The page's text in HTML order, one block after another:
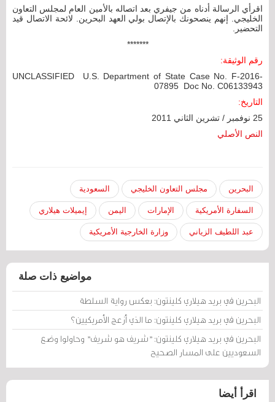
اقرأي الرسالة أدناه من جيفري بعد اتصاله بالأمين العام لمجلس التعاون
الخليجي. إنهم ينصحونك بالإتصال بولي العهد البحرين. لائحة الاتصال قيد
التحضير.
*******
رقم الوثيقة:
UNCLASSIFIED U.S. Department of State Case No. F-2016-
07895 Doc No. C06133943
التاريخ:
25 نوفمبر / تشرين الثاني 2011
النص الأصلي
البحرين مجلس التعاون الخليجي السعودية
السفارة الأمريكية الإمارات اليمن إيميلات هيلاري
عبد اللطيف الزياني وزارة الخارجية الأمريكية
مواضيع ذات صلة
البحرين في بريد هيلاري كلينتون: بعكس رواية السلطة
البحرين في بريد هيلاري كلينتون: ما الذي أزعج الأمريكيين؟
البحرين في بريد هيلاري كلينتون: "شريف هو شريف" وحاولوا وضع
السعوديين على المسار الصحيح
اقرأ أيضا